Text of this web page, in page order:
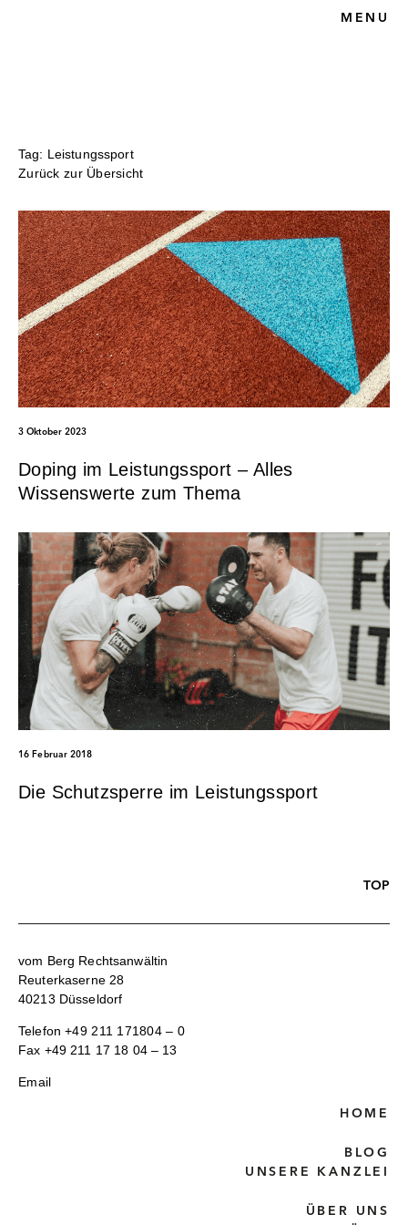
MENU
Tag: Leistungssport
Zurück zur Übersicht
3 Oktober 2023
Doping im Leistungssport – Alles
Wissenswerte zum Thema
16 Februar 2018
Die Schutzsperre im Leistungssport
TOP
vom Berg Rechtsanwältin
Reuterkaserne 28
40213 Düsseldorf
Telefon+49 211 171804 – 0
Fax +49 211 17 18 04 – 13
Email
HOME
BLOG
UNSERE KANZLEI
ÜBER UNS